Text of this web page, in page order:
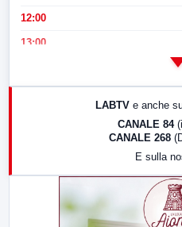
12:00
13:00
17:00
LABTV e anche
CANALE 84
CANALE 268
E sulla